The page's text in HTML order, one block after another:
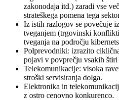
zakonodaja itd.) zaradi vse
strateškega pomena tega
Iz istih razlogov se povečuje
tveganjem (trgovinski
tveganja na področju
Polprevodniki: izrazito
pojavi v povprečju vsakih štiri
Telekomunikacije: visoka
stroški servisiranja dolga.
Elektronika in
z ostro cenovno konkurenco.